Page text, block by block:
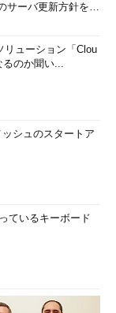
サーバ更新方針を調
リューション「Clou
のか聞い...
シュのスタートア
ているキーボード